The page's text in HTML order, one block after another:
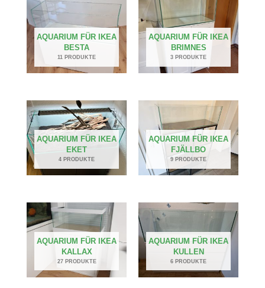
AQUARIUM FÜR IKEA
BESTA
11 PRODUKTE
AQUARIUM FÜR IKEA
BRIMNES
3 PRODUKTE
AQUARIUM FÜR IKEA
EKET
4 PRODUKTE
AQUARIUM FÜR IKEA
FJÄLLBO
9 PRODUKTE
AQUARIUM FÜR IKEA
KALLAX
27 PRODUKTE
AQUARIUM FÜR IKEA
KULLEN
6 PRODUKTE